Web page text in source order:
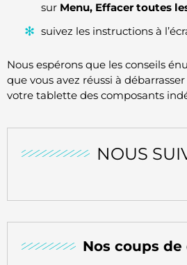
NOUS
Nos coups
sur Menu, Effacer toutes
suivez les instructions à
Nous espérons que les conseils
que vous avez réussi à
votre tablette des composants